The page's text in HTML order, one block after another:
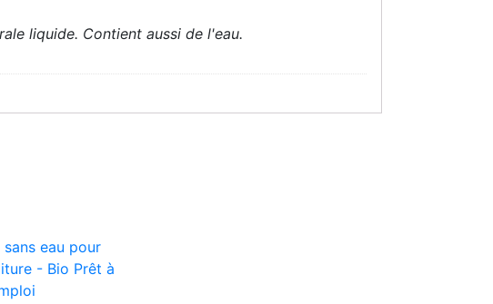
liquide. Contient aussi de l'eau.